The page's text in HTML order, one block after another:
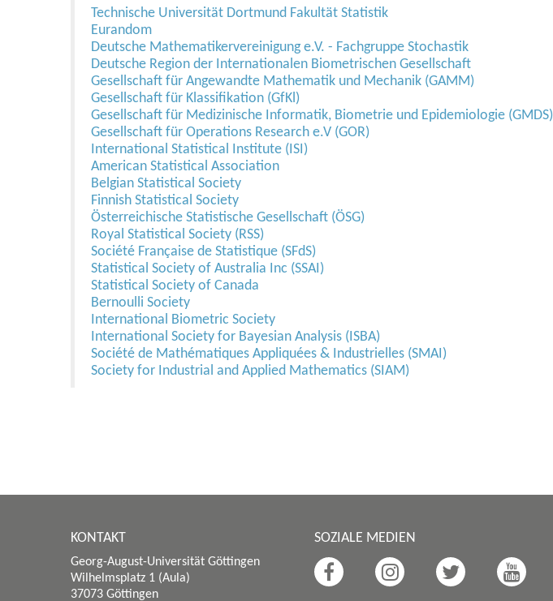
Technische Universität Dortmund Fakultät Statistik
Eurandom
Deutsche Mathematikervereinigung e.V. - Fachgruppe Stochastik
Deutsche Region der Internationalen Biometrischen Gesellschaft
Gesellschaft für Angewandte Mathematik und Mechanik (GAMM)
Gesellschaft für Klassifikation (GfKl)
Gesellschaft für Medizinische Informatik, Biometrie und Epidemiologie (GMDS)
Gesellschaft für Operations Research e.V (GOR)
International Statistical Institute (ISI)
American Statistical Association
Belgian Statistical Society
Finnish Statistical Society
Österreichische Statistische Gesellschaft (ÖSG)
Royal Statistical Society (RSS)
Société Française de Statistique (SFdS)
Statistical Society of Australia Inc (SSAI)
Statistical Society of Canada
Bernoulli Society
International Biometric Society
International Society for Bayesian Analysis (ISBA)
Société de Mathématiques Appliquées & Industrielles (SMAI)
Society for Industrial and Applied Mathematics (SIAM)
KONTAKT
Georg-August-Universität Göttingen
Wilhelmsplatz 1 (Aula)
37073 Göttingen
SOZIALE MEDIEN